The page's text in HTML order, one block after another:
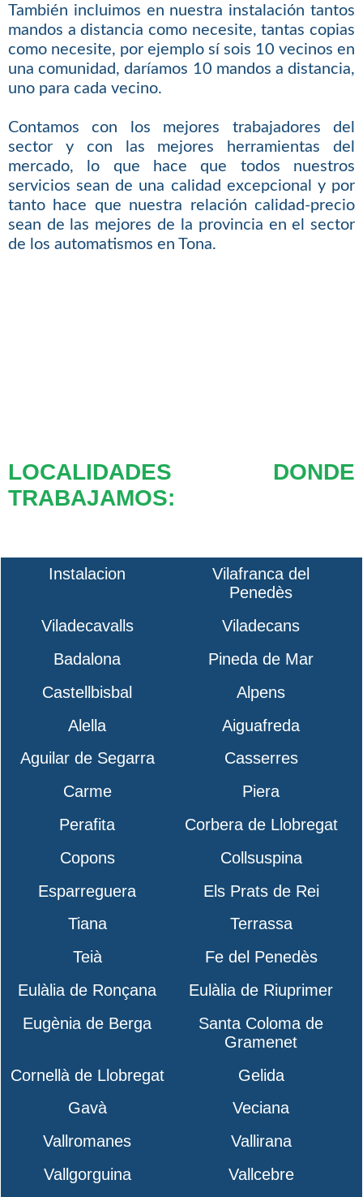
También incluimos en nuestra instalación tantos
mandos a distancia como necesite, tantas copias
como necesite, por ejemplo sí sois 10 vecinos en
una comunidad, daríamos 10 mandos a distancia,
uno para cada vecino.
Contamos con los mejores trabajadores del
sector y con las mejores herramientas del
mercado, lo que hace que todos nuestros
servicios sean de una calidad excepcional y por
tanto hace que nuestra relación calidad-precio
sean de las mejores de la provincia en el sector
de los automatismos en Tona.
LOCALIDADES DONDE
TRABAJAMOS:
Instalacion
Vilafranca del
Penedès
Viladecavalls
Viladecans
Badalona
Pineda de Mar
Castellbisbal
Alpens
Alella
Aiguafreda
Aguilar de Segarra
Casserres
Carme
Piera
Perafita
Corbera de Llobregat
Copons
Collsuspina
Esparreguera
Els Prats de Rei
Tiana
Terrassa
Teià
Fe del Penedès
Eulàlia de Ronçana
Eulàlia de Riuprimer
Eugènia de Berga
Santa Coloma de
Gramenet
Cornellà de Llobregat
Gelida
Gavà
Veciana
Vallromanes
Vallirana
Vallgorguina
Vallcebre